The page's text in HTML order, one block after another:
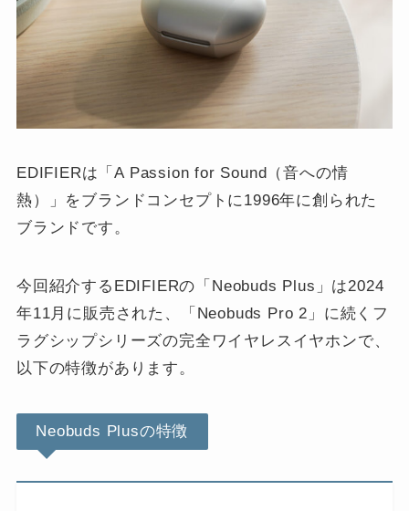
EDIFIERは「A Passion for Sound（音への情
熱）」をブランドコンセプトに1996年に創られた
ブランドです。
今回紹介するEDIFIERの「Neobuds Plus」は2024
年11月に販売された、「Neobuds Pro 2」に続くフ
ラグシップシリーズの完全ワイヤレスイヤホンで、
以下の特徴があります。
Neobuds Plusの特徴